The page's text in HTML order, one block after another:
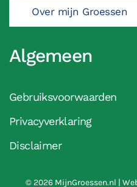
Over mijn Groessen
Algemeen
Gebruiksvoorwaarden
Privacyverklaring
Disclaimer
©2026 MijnGroessen.nl |